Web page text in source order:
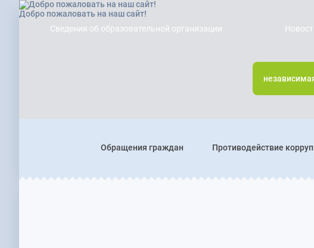
Добро пожаловать на наш сайт!
Сведения об образовательной организации
Обращения граждан Противодействие